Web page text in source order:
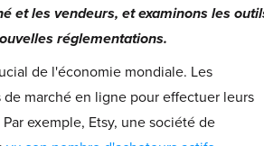
et les vendeurs, et examinons les
réglementations.
de l'économie mondiale. Les
marché en ligne pour effectuer leurs
exemple, Etsy, une société de